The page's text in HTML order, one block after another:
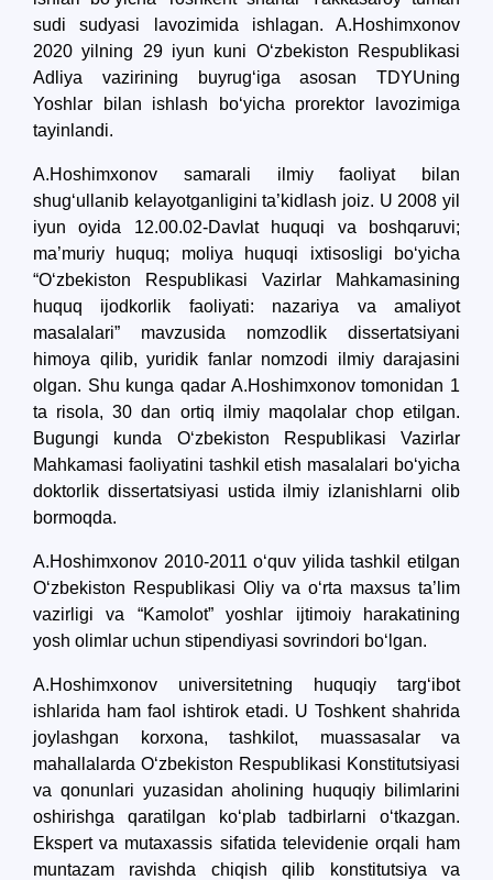
sudi sudyasi lavozimida ishlagan. A.Hoshimxonov
2020 yilning 29 iyun kuni O‘zbekiston Respublikasi
Adliya vazirining buyrug‘iga asosan TDYUning
Yoshlar bilan ishlash bo‘yicha prorektor lavozimiga
tayinlandi.
A.Hoshimxonov samarali ilmiy faoliyat bilan
shug‘ullanib kelayotganligini ta’kidlash joiz. U 2008 yil
iyun oyida 12.00.02-Davlat huquqi va boshqaruvi;
ma’muriy huquq; moliya huquqi ixtisosligi bo‘yicha
“O‘zbekiston Respublikasi Vazirlar Mahkamasining
huquq ijodkorlik faoliyati: nazariya va amaliyot
masalalari” mavzusida nomzodlik dissertatsiyani
himoya qilib, yuridik fanlar nomzodi ilmiy darajasini
olgan. Shu kunga qadar A.Hoshimxonov tomonidan 1
ta risola, 30 dan ortiq ilmiy maqolalar chop etilgan.
Bugungi kunda O‘zbekiston Respublikasi Vazirlar
Mahkamasi faoliyatini tashkil etish masalalari bo‘yicha
doktorlik dissertatsiyasi ustida ilmiy izlanishlarni olib
bormoqda.
A.Hoshimxonov 2010-2011 o‘quv yilida tashkil etilgan
O‘zbekiston Respublikasi Oliy va o‘rta maxsus ta’lim
vazirligi va “Kamolot” yoshlar ijtimoiy harakatining
yosh olimlar uchun stipendiyasi sovrindori bo‘lgan.
A.Hoshimxonov universitetning huquqiy targ‘ibot
ishlarida ham faol ishtirok etadi. U Toshkent shahrida
joylashgan korxona, tashkilot, muassasalar va
mahallalarda O‘zbekiston Respublikasi Konstitutsiyasi
va qonunlari yuzasidan aholining huquqiy bilimlarini
oshirishga qaratilgan ko‘plab tadbirlarni o‘tkazgan.
Ekspert va mutaxassis sifatida televidenie orqali ham
muntazam ravishda chiqish qilib konstitutsiya va